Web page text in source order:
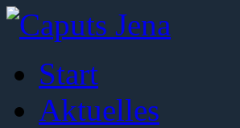
Start
Aktuelles